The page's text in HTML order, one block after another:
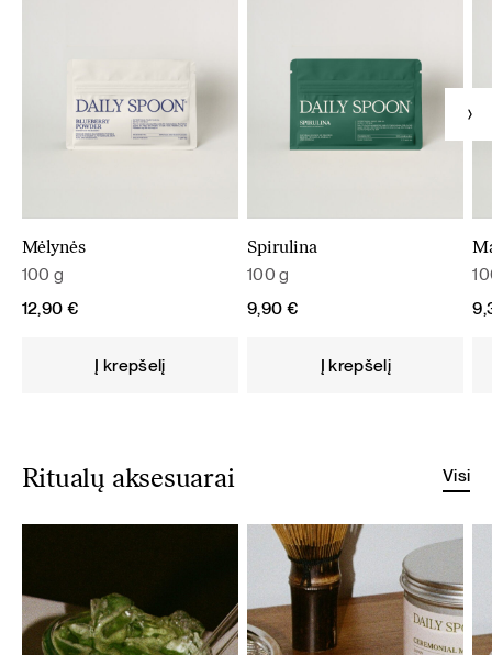
Mėlynės
100 g
12,90 €
Į krepšelį
Spirulina
100 g
9,90 €
Į krepšelį
Ritualų aksesuarai Visi